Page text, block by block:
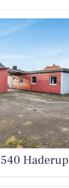
Haderup